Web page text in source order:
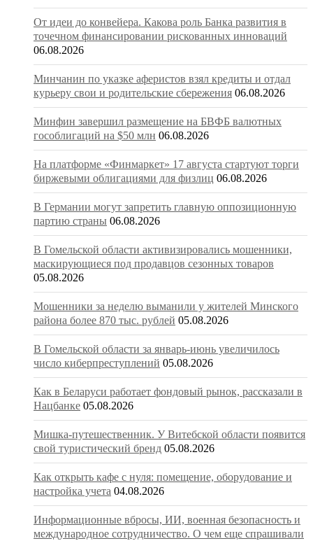
От идеи до конвейера. Какова роль Банка развития в
точечном финансировании рискованных инноваций
06.08.2026
Минчанин по указке аферистов взял кредиты и отдал
курьеру свои и родительские сбережения 06.08.2026
Минфин завершил размещение на БВФБ валютных
гособлигаций на $50 млн 06.08.2026
На платформе «Финмаркет» 17 августа стартуют торги
биржевыми облигациями для физлиц 06.08.2026
В Германии могут запретить главную оппозиционную
партию страны 06.08.2026
В Гомельской области активизировались мошенники,
маскирующиеся под продавцов сезонных товаров
05.08.2026
Мошенники за неделю выманили у жителей Минского
района более 870 тыс. рублей 05.08.2026
В Гомельской области за январь-июнь увеличилось
число киберпреступлений 05.08.2026
Как в Беларуси работает фондовый рынок, рассказали в
Нацбанке 05.08.2026
Мишка-путешественник. У Витебской области появится
свой туристический бренд 05.08.2026
Как открыть кафе с нуля: помещение, оборудование и
настройка учета 04.08.2026
Информационные вбросы, ИИ, военная безопасность и
международное сотрудничество. О чем еще спрашивали